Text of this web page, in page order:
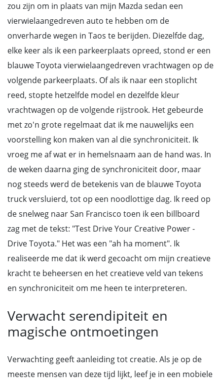
zou zijn om in plaats van mijn Mazda sedan een
vierwielaangedreven auto te hebben om de
onverharde wegen in Taos te berijden. Diezelfde dag,
elke keer als ik een parkeerplaats opreed, stond er een
blauwe Toyota vierwielaangedreven vrachtwagen op de
volgende parkeerplaats. Of als ik naar een stoplicht
reed, stopte hetzelfde model en dezelfde kleur
vrachtwagen op de volgende rijstrook. Het gebeurde
met zo'n grote regelmaat dat ik me nauwelijks een
voorstelling kon maken van al die synchroniciteit. Ik
vroeg me af wat er in hemelsnaam aan de hand was. In
de weken daarna ging de synchroniciteit door, maar
nog steeds werd de betekenis van de blauwe Toyota
truck versluierd, tot op een noodlottige dag. Ik reed op
de snelweg naar San Francisco toen ik een billboard
zag met de tekst: "Test Drive Your Creative Power -
Drive Toyota." Het was een "ah ha moment". Ik
realiseerde me dat ik werd gecoacht om mijn creatieve
kracht te beheersen en het creatieve veld van tekens
en synchroniciteit om me heen te interpreteren.
Verwacht serendipiteit en
magische ontmoetingen
Verwachting geeft aanleiding tot creatie. Als je op de
meeste mensen van deze tijd lijkt, leef je in een mobiele